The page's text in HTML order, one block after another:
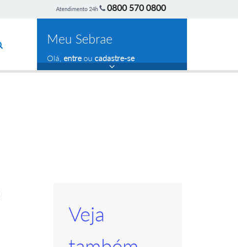
Atendimento 24h 0800 570 0800
Meu Sebrae
Olá, entreou cadastre-se
Veja